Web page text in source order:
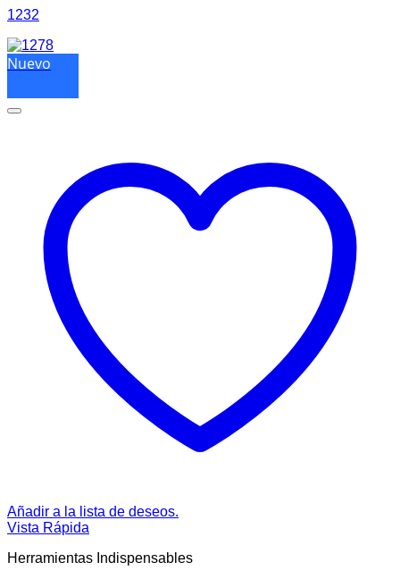
1232
Nuevo
Añadir a la lista de deseos.
Vista Rápida
Herramientas Indispensables